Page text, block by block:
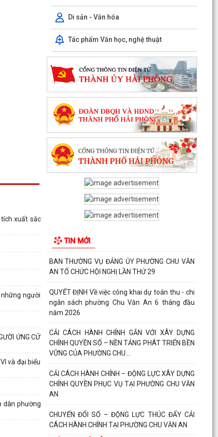
xuất sắc
người
ỨNG CỬ
và đại biểu
dân phường
Di sản - Văn hóa
Tác phẩm Văn học, nghệ thuật
TIN MỚI
Phiếu khảo sát sự hài lòng của người dân đối với
hoạt động của chính quyền cấp xã và cán bộ,
công...
Kế hoạch thực hiện Quy định số 19-QĐ/TW ngày
08/4/2026 của Ban Chấp hành Trung ương về
công tác...
TỪ PHƯỢNG HOÀNG, KỂ CÂU CHUYỆN NGƯỜI
THẦY VIỆT NAM VỚI THẾ GIỚI
Công bố thủ tục hành chính đặc thù mới ban
hành lĩnh vực đất đai thuộc phạm vi chức năng
quản lý...
Kết quả cải cách thủ tục hành chính tháng 6
BAN CHẤP HÀNH ĐẢNG BỘ PHƯỜNG CHU VĂN
RỘNG)
BAN THƯỜNG VỤ ĐẢNG ỦY PHƯỜNG CHU VĂN
AN TỔ CHỨC HỘI NGHỊ LẦN THỨ 29
QUYẾT ĐỊNH Về việc công khai dự toán thu - chi
ngân sách phường Chu Văn An 6 tháng đầu
năm 2026
CẢI CÁCH HÀNH CHÍNH GẮN VỚI XÂY DỰNG
CHÍNH QUYỀN SỐ – NỀN TẢNG PHÁT TRIỂN BỀN
VỮNG CỦA PHƯỜNG CHU...
CẢI CÁCH HÀNH CHÍNH – ĐỘNG LỰC XÂY DỰNG
CHÍNH QUYỀN PHỤC VỤ TẠI PHƯỜNG CHU VĂN
AN
CHUYỂN ĐỔI SỐ – ĐỘNG LỰC THÚC ĐẨY CẢI
CÁCH HÀNH CHÍNH TẠI PHƯỜNG CHU VĂN AN